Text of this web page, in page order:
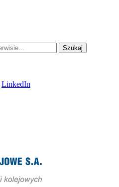
LinkedIn